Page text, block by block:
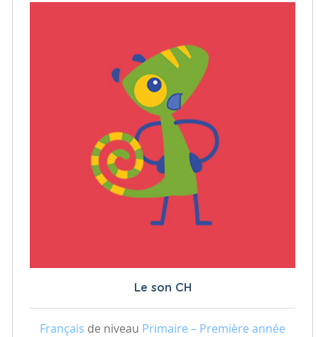
Le son CH
Français de niveau Primaire – Première année